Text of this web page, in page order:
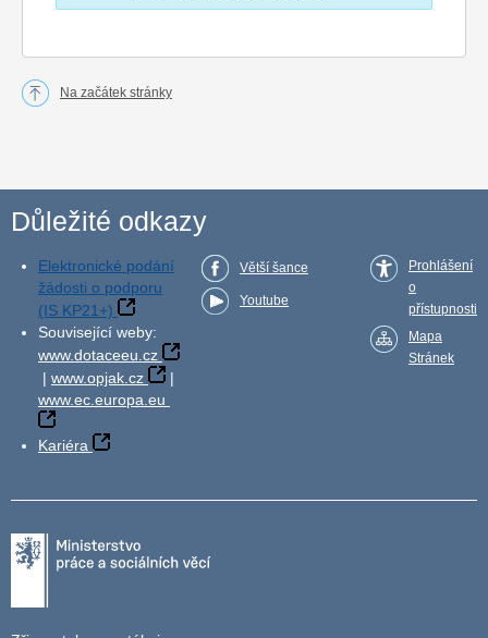
Na začátek stránky
Důležité odkazy
Elektronické podání
žádosti o podporu
(IS KP21+)
Související weby:
www.dotaceeu.cz
| www.opjak.cz
|
www.ec.europa.eu
Kariéra
Větší šance
Youtube
Prohlášení
o
přístupnosti
Mapa
Stránek